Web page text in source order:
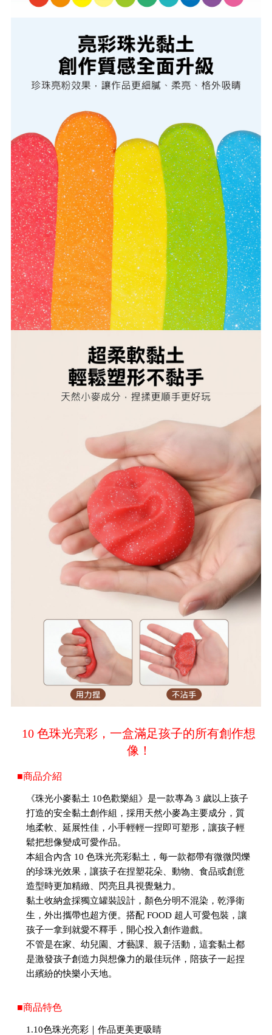
10 色珠光亮彩，一盒滿足孩子的所有創作想
像！
■商品介紹
《珠光小麥黏土 10色歡樂組》是一款專為 3 歲以上孩子
打造的安全黏土創作組，採用天然小麥為主要成分，質
地柔軟、延展性佳，小手輕輕一捏即可塑形，讓孩子輕
鬆把想像變成可愛作品。
本組合內含 10 色珠光亮彩黏土，每一款都帶有微微閃爍
的珍珠光效果，讓孩子在捏塑花朵、動物、食品或創意
造型時更加精緻、閃亮且具視覺魅力。
黏土收納盒採獨立罐裝設計，顏色分明不混染，乾淨衛
生，外出攜帶也超方便。搭配 FOOD 超人可愛包裝，讓
孩子一拿到就愛不釋手，開心投入創作遊戲。
不管是在家、幼兒園、才藝課、親子活動，這套黏土都
是激發孩子創造力與想像力的最佳玩伴，陪孩子一起捏
出繽紛的快樂小天地。
■商品特色
1.10色珠光亮彩｜作品更美更吸睛